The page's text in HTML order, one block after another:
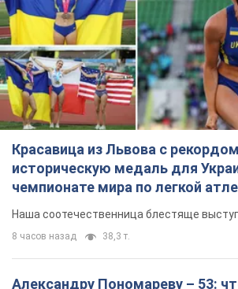
Красавица из Львова с
историческую медаль для
чемпионате мира по легкой
Видео
Наша соотечественница блестяще
8 часов назад 38,3 т.
Александру Пономареву – 53: